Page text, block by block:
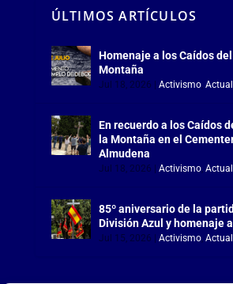
ÚLTIMOS ARTÍCULOS
Homenaje a los Caídos
Montaña
Jul 18, 2026 Activismo,
En recuerdo a los Caídos
la Montaña en el
Almudena
Jul 18, 2026 Activismo,
85º aniversario de la
División Azul y homenaje
Jul 15, 2026 Activismo,